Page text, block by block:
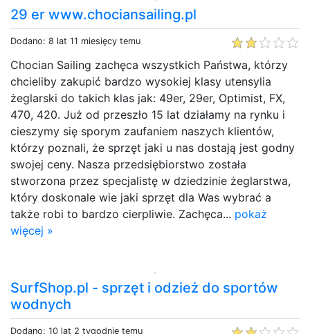
29 er www.chociansailing.pl
Dodano: 8 lat 11 miesięcy temu
Chocian Sailing zachęca wszystkich Państwa, którzy
chcieliby zakupić bardzo wysokiej klasy utensylia
żeglarski do takich klas jak: 49er, 29er, Optimist, FX,
470, 420. Już od przeszło 15 lat działamy na rynku i
cieszymy się sporym zaufaniem naszych klientów,
którzy poznali, że sprzęt jaki u nas dostają jest godny
swojej ceny. Nasza przedsiębiorstwo została
stworzona przez specjalistę w dziedzinie żeglarstwa,
który doskonale wie jaki sprzęt dla Was wybrać a
także robi to bardzo cierpliwie. Zachęca... pokaż
więcej »
SurfShop.pl - sprzęt i odzież do sportów
wodnych
Dodano: 10 lat 2 tygodnie temu